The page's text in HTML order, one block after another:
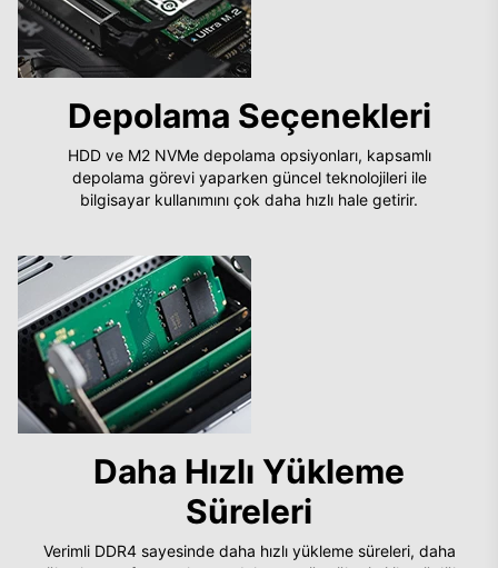
Depolama Seçenekleri
HDD ve M2 NVMe depolama opsiyonları, kapsamlı
depolama görevi yaparken güncel teknolojileri ile
bilgisayar kullanımını çok daha hızlı hale getirir.
Daha Hızlı Yükleme
Süreleri
Verimli DDR4 sayesinde daha hızlı yükleme süreleri, daha